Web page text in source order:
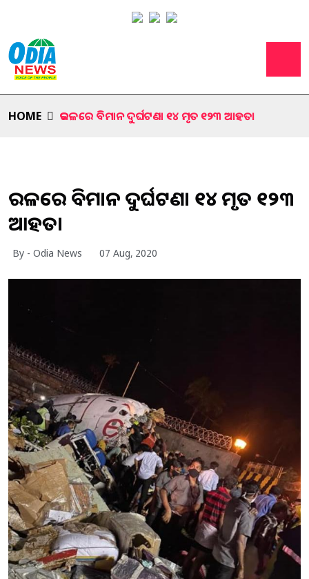
HOME କରଳରେ ବିମାନ ଦୁର୍ଘଟଣା ୧୪ ମୃତ ୧୨୩ ଆହତ।
କରଳରେ ବିମାନ ଦୁର୍ଘଟଣା ୧୪ ମୃତ ୧୨୩
ଆହତ।
By - Odia News 07 Aug, 2020